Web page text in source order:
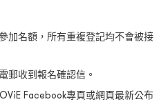
加名額，所有重複登記均不會被接
郵收到報名確認信。
Facebook專頁或網頁最新公布